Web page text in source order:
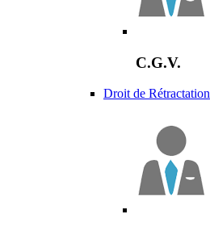
C.G.V.
Droit de Rétractation